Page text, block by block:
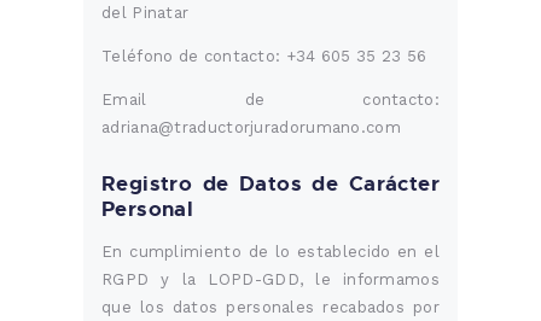
del Pinatar
Teléfono de contacto: +34 605 35 23 56
Email de contacto:
adriana@traductorjuradorumano.com
Registro de Datos de Carácter
Personal
En cumplimiento de lo establecido en el
RGPD y la LOPD-GDD, le informamos
que los datos personales recabados por